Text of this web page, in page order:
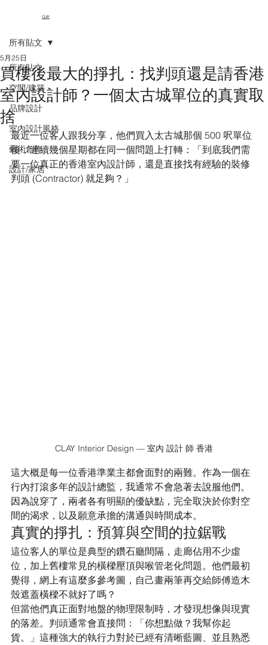
CLAY
所有貼文
空間/建築
品牌設計
室內設計風格
藝術創作
設計/家居
所有貼文
買樓後最大的掙扎：找判頭還是請香港
室內設計師？一個太古城單位的真實取
捨
5月25日
最近一位客人跟我分享，他們買入太古城那個 500 呎單位
後，連續幾個星期都在同一個問題上打轉：「到底我們需
要一位真正的香港室內設計師，還是直接找有經驗的裝修
判頭 (Contractor) 就足夠？」
CLAY Interior Design — 室內 設計 師 香港
這大概是每一位香港準業主都會面對的兩難。作為一個在
行內打滾多年的設計總監，我通常不會急著去說服他們。
因為說穿了，兩者各有明顯的優缺點，完全取決於你對空
間的渴求，以及願意承擔的溝通與時間成本。
真實的掙扎：預算與空間的拉鋸戰
這位客人的單位是典型的鑽石廳間隔，走廊佔用不少虛
位，加上舊樓常見的橫樑壓頂與喉管老化問題。他們最初
覺得，網上有這麼多參考圖，自己畫兩筆再交給師傅造木
殼遮蓋橫樑不就好了嗎？
但當他們真正面對地盤的物理限制時，才發現想像與現實
的落差。判頭通常會直接問：「你想點做？我幫你起
貨。」這種強大的執行力對於已經有清晰藍圖、並且熟悉